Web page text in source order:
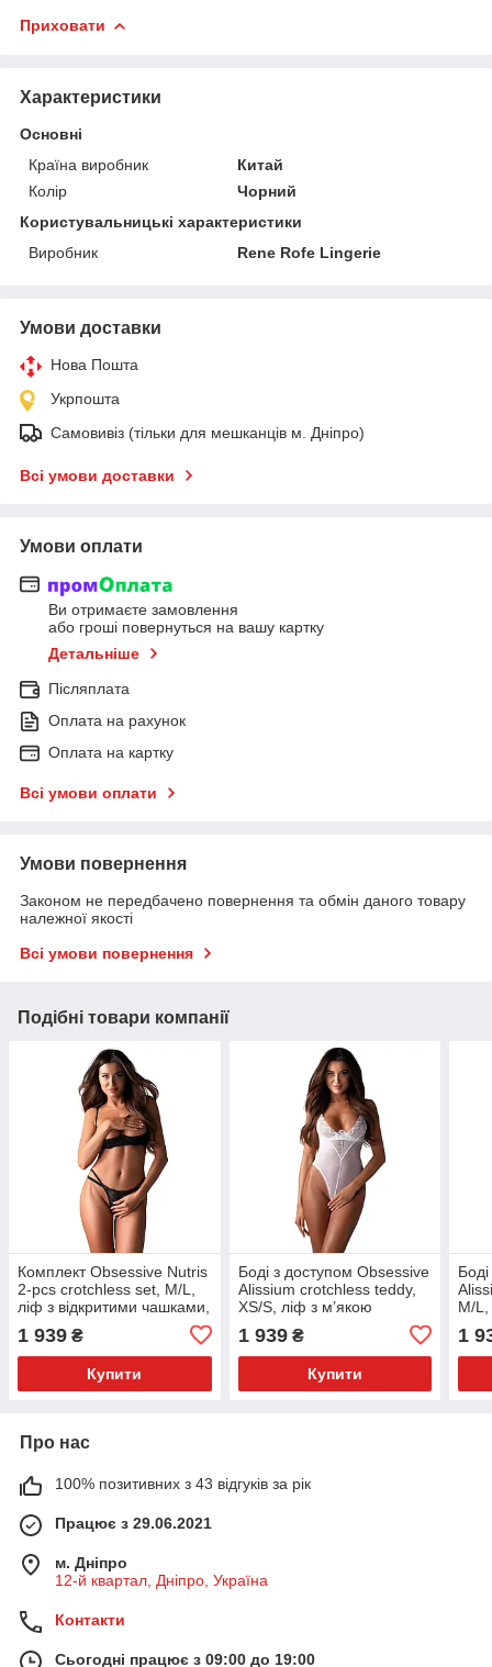
Приховати
Характеристики
Основні
Країна виробник
Китай
Колір
Чорний
Користувальницькі характеристики
Виробник
Rene Rofe Lingerie
Умови доставки
Нова Пошта
Укрпошта
Самовивіз (тільки для мешканців м. Дніпро)
Всі умови доставки
Умови оплати
Ви отримаєте замовлення
або гроші повернуться на вашу картку
Детальніше
Післяплата
Оплата на рахунок
Оплата на картку
Всі умови оплати
Умови повернення
Законом не передбачено повернення та обмін даного товару
належної якості
Всі умови повернення
Подібні товари компанії
Комплект Obsessive Nutris
2-pcs crotchless set, M/L,
ліф з відкритими чашками,
1 939 ₴
Купити
Боді з доступом Obsessive
Alissium crotchless teddy,
XS/S, ліф з м’якою
1 939₴
Купити
M/
1
Про нас
100% позитивних з 43 відгуків за рік
Працює з 29.06.2021
м. Дніпро
12-й квартал, Дніпро, Україна
Контакти
Сьогодні працює з 09:00 до 19:00